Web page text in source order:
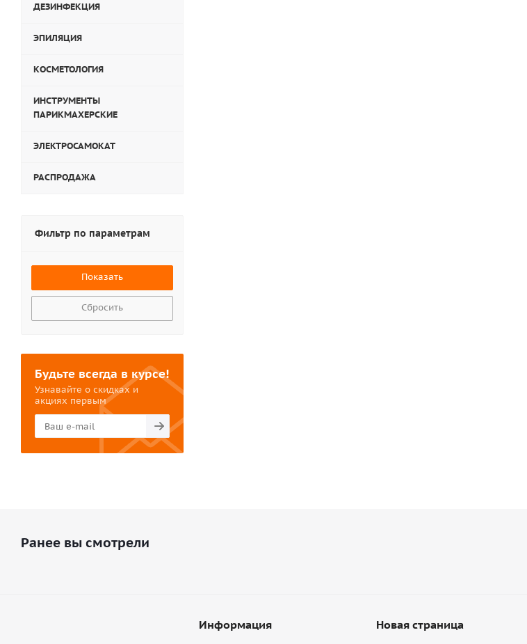
ДЕЗИНФЕКЦИЯ
ЭПИЛЯЦИЯ
КОСМЕТОЛОГИЯ
ИНСТРУМЕНТЫ
ПАРИКМАХЕРСКИЕ
ЭЛЕКТРОСАМОКАТ
РАСПРОДАЖА
Фильтр по параметрам
Сбросить
Будьте всегда в курсе!
Узнавайте о скидках и
акциях первым
Ранее вы смотрели
Информация Новая страница